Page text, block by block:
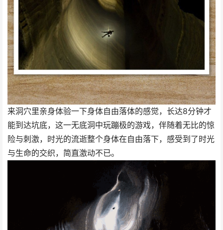
来洞穴里亲身体验一下身体自由落体的感觉，长达8分钟才
能到达坑底，这一无底洞中玩蹦极的游戏，伴随着无比的惊
险与刺激，时光的流逝整个身体在自由落下，感受到了时光
与生命的交织，简直激动不已。